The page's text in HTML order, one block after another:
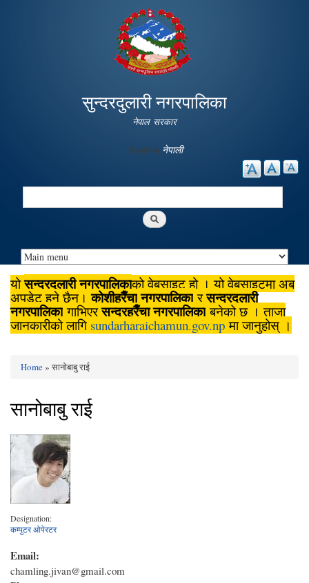
main
content
सुन्दरदुलारी नगरपालिका
नेपाल सरकार
English नेपाली
Search
योसुन्दरदुलारी नगरपालिकाको वेबसाइट हो । यो वेबसाइटमा अब
अपडेट हुने छैन।कोशीहरैँचानगरपालिका रसुन्दरदुलारी
नगरपालिका गाभिएरसुन्दरहरैँचानगरपालिका बनेको छ । ताजा
जानकारीको लागि sundarharaichamun.gov.np मा जानुहोस् ।
You are here
Home» सानोबाबु राई
सानोबाबु राई
Designation:
कम्पुटर ओपेरटर
Email:
chamling.jivan@gmail.com